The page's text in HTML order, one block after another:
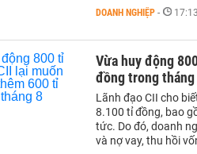
DOANH NGHIỆP -
Vừa huy động
đồng trong tháng
Lãnh đạo CII cho
8.100 tỉ đồng, bao
tức. Do đó, doanh
và nợ vay, thu hồi